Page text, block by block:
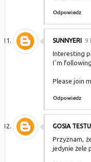
Odpowiedz
SUNNYERI 9
Interesting
I`m
Please join
Odpowiedz
GOSIA
Przyznam,
jedynie żele